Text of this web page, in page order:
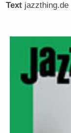
Text jazzthing.de